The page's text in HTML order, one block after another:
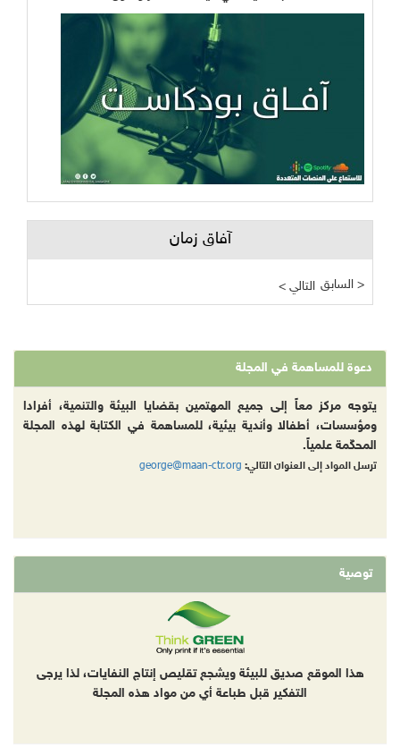
آفاق زمان
< التالي السابق >
دعوة للمساهمة في المجلة
يتوجه مركز معاً إلى جميع المهتمين بقضايا البيئة والتنمية، أفرادا
ومؤسسات، أطفالا وأندية بيئية، للمساهمة في الكتابة لهذه المجلة
المحكّمة علمياً.
ترسل المواد إلى العنوان التالي: george@maan-ctr.org
توصية
هذا الموقع صديق للبيئة ويشجع تقليص إنتاج النفايات، لذا يرجى
التفكير قبل طباعة أي من مواد هذه المجلة